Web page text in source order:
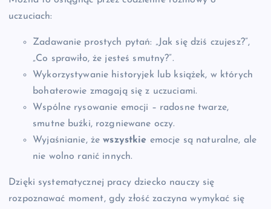
uczuciach:
Zadawanie prostych pytań: „Jak się dziś czujesz?”,
„Co sprawiło, że jesteś smutny?”.
Wykorzystywanie historyjek lub książek, w których
bohaterowie zmagają się z uczuciami.
Wspólne rysowanie emocji – radosne twarze,
smutne buźki, rozgniewane oczy.
Wyjaśnianie, żewszystkie emocje są naturalne, ale
nie wolno ranić innych.
Dzięki systematycznej pracy dziecko nauczy się
rozpoznawać moment, gdy złość zaczyna wymykać się